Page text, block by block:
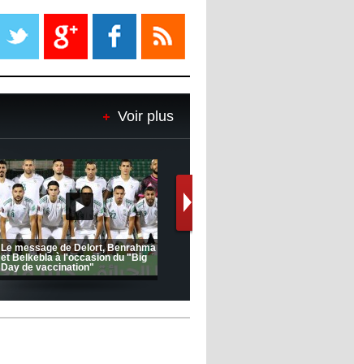
Liverpool mis en vente par son
propriétaire
Le Barça savoure sa première
place et chambre le Real Madrid
de matchs"
12:39 - 2022/11/06
Real : Les dirigeants veulent le
départ d'Hazard cet hiver
Voir plus
(Coupe de la CAF) Nkana FC 1 -
CRB 0